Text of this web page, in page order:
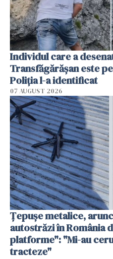
Individul care a
Transfăgărășan este
Poliția l-a identificat
07 AUGUST 2026
Țepușe metalice,
autostrăzi în România
platforme": "Mi-au
tracteze"